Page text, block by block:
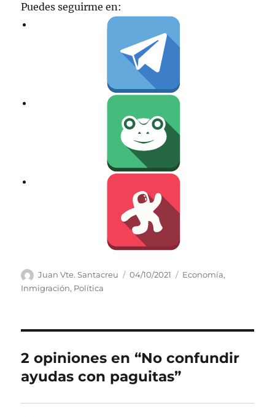
Puedes seguirme en:
A
u
Juan Vte. Santacreu
P
d
o
l
04/10/2021
C
í
Economía,
Inmigración, Política
2 opiniones en “No confundir
ayudas con paguitas”